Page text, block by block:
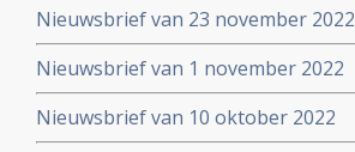
Nieuwsbrief van 23 november 2022
Nieuwsbrief van 1 november 2022
Nieuwsbrief van 10 oktober 2022